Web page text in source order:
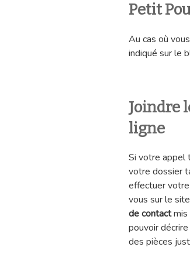
Petit
Au cas où
indiqué sur le
Joindre
ligne
Si votre appel
votre dossier
effectuer
vous sur le
de contactmis
pouvoir
des pièces